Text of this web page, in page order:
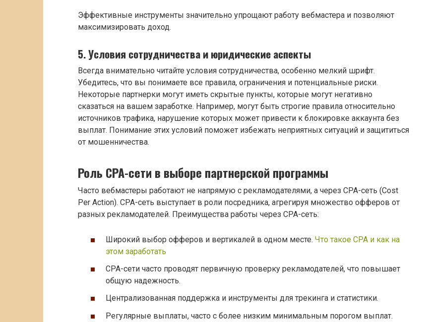
Эффективные инструменты значительно упрощают работу вебмастера и позволяют
максимизировать доход.
5. Условия сотрудничества и юридические аспекты
Всегда внимательно читайте условия сотрудничества, особенно мелкий шрифт.
Убедитесь, что вы понимаете все правила, ограничения и потенциальные риски.
Некоторые партнерки могут иметь скрытые пункты, которые могут негативно
сказаться на вашем заработке. Например, могут быть строгие правила относительно
источников трафика, нарушение которых может привести к блокировке аккаунта без
выплат. Понимание этих условий поможет избежать неприятных ситуаций и защититься
от мошенничества.
Роль CPA-сети в выборе партнерской программы
Часто вебмастеры работают не напрямую с рекламодателями, а через CPA-сеть (Cost
Per Action). CPA-сеть выступает в роли посредника, агрегируя множество офферов от
разных рекламодателей. Преимущества работы через CPA-сеть:
Широкий выбор офферов и вертикалей в одном месте. Что такое CPA и как на
этом заработать
CPA-сети часто проводят первичную проверку рекламодателей, что повышает
общую надежность.
Централизованная поддержка и инструменты для трекинга и статистики.
Регулярные выплаты, часто с более низким минимальным порогом выплат.